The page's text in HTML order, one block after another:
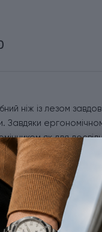
ніж із лезом
як для
ідеально
страв.
та довго
із зображенням
зручний хват,